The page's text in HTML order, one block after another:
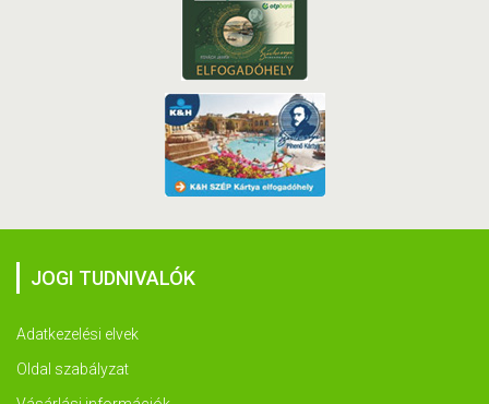
JOGI TUDNIVALÓK
Adatkezelési elvek
Oldal szabályzat